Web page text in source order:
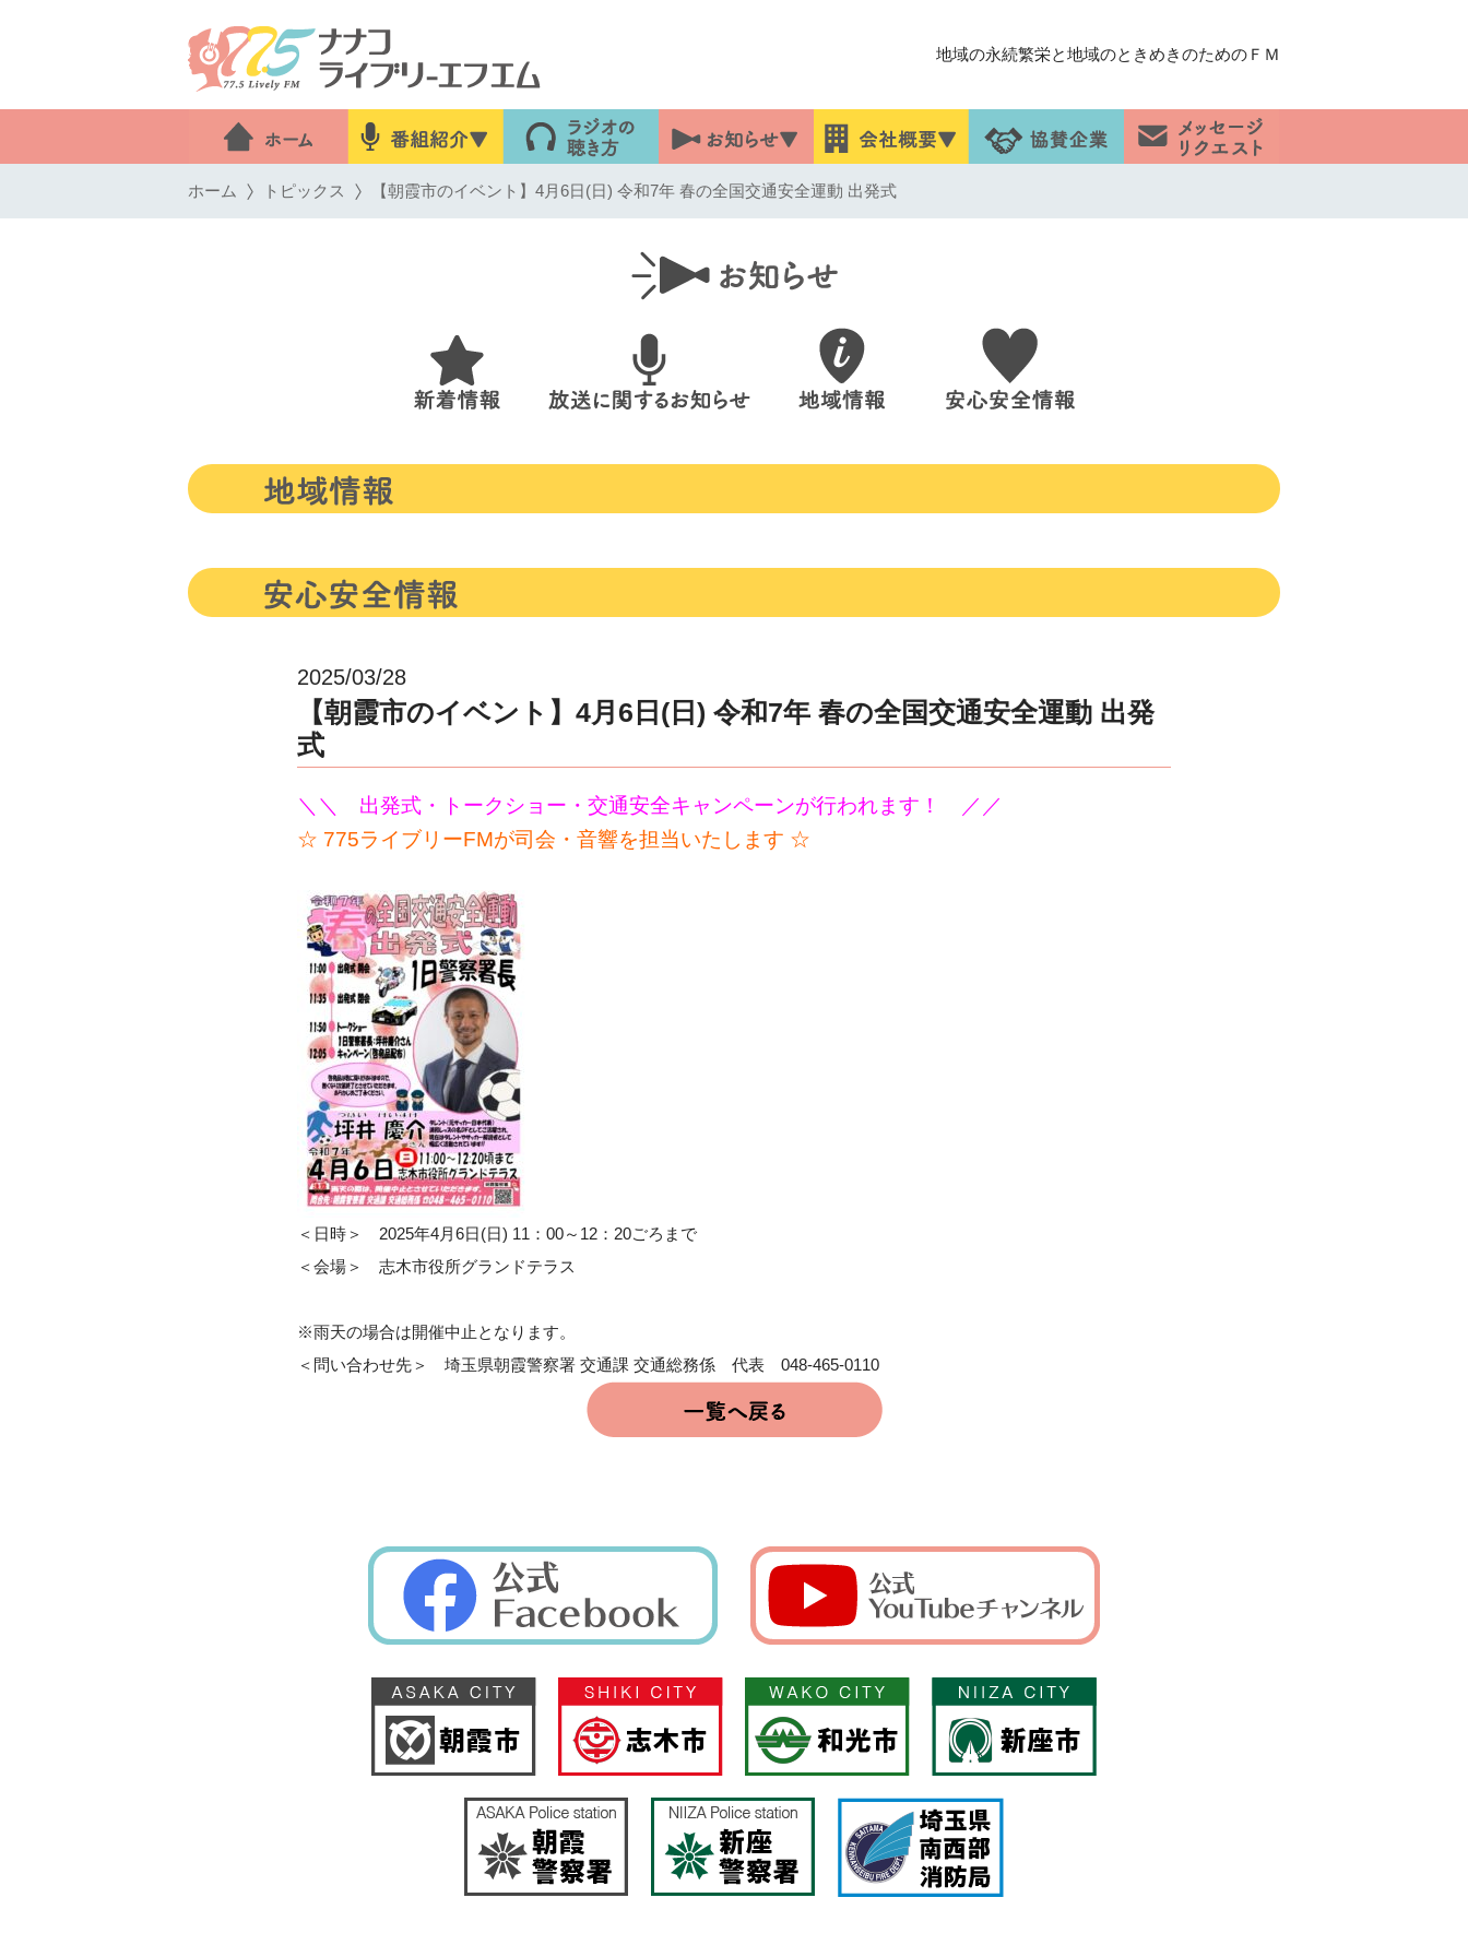
地域の永続繁栄と地域のときめきのためのＦＭ
ホーム トピックス 【朝霞市のイベント】4月6日(日) 令和7年 春の全国交通安全運動 出発式
2025/03/28
【朝霞市のイベント】4月6日(日) 令和7年 春の全国交通安全運動 出発
式
＼＼ 出発式・トークショー・交通安全キャンペーンが行われます！ ／／
☆ 775ライブリーFMが司会・音響を担当いたします ☆
＜日時＞ 2025年4月6日(日) 11：00～12：20ごろまで
＜会場＞ 志木市役所グランドテラス
※雨天の場合は開催中止となります。
＜問い合わせ先＞ 埼玉県朝霞警察署 交通課 交通総務係 代表 048-465-0110